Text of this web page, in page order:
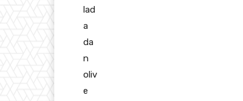
lad
a
da
n
oliv
e